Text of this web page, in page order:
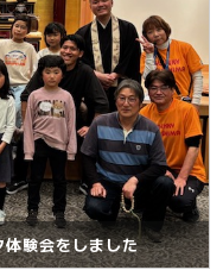
験会をしました